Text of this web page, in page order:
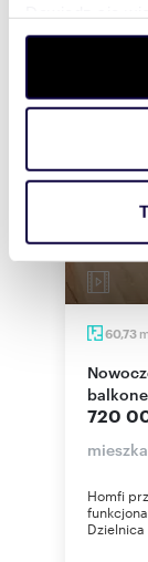
dane są
zmienić lub
i reklam, aby
korzystasz z
Partnerzy
otrzymanymi
korzystania z
60,73
Nowoczesne 3-pokojowe mieszkanie z
720
Homfi